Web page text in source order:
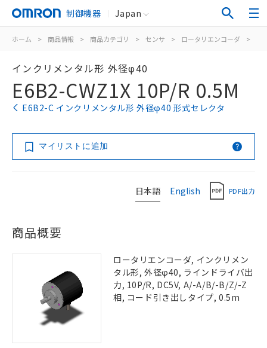
制御機器 Japan
ホーム > 商品情報 > 商品カテゴリ > センサ > ロータリエンコーダ >
インクリメンタル形 外径φ40
E6B2-CWZ1X 10P/R 0.5M
E6B2-C インクリメンタル形 外径φ40 形式セレクタ
マイリストに追加
日本語 English PDF出力
商品概要
ロータリエンコーダ, インクリメン
タル形, 外径φ40, ラインドライバ出
力, 10P/R, DC5V, A/-A/B/-B/Z/-Z
相, コード引き出しタイプ, 0.5m